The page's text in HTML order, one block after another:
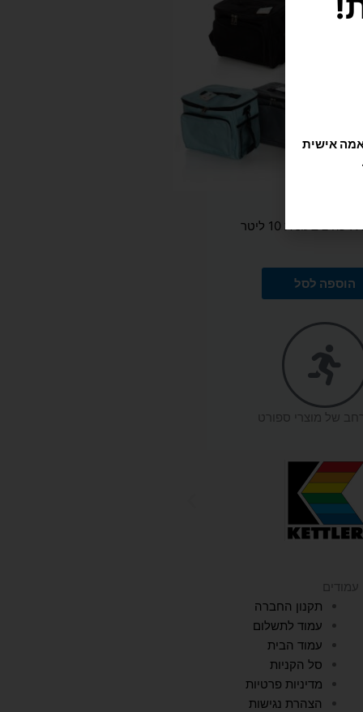
ציבעונית 10 ליטר
הוספה לסל
רחב של מוצרי ספורט
עמודים
תקנון החברה
עמוד לתשלום
עמוד הבית
סל הקניות
מדיניות פרטיות
הצהרת נגישות